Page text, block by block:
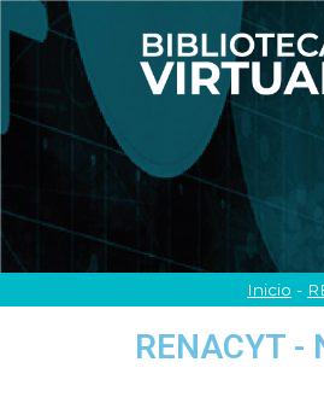
Inicio -
RENACYT